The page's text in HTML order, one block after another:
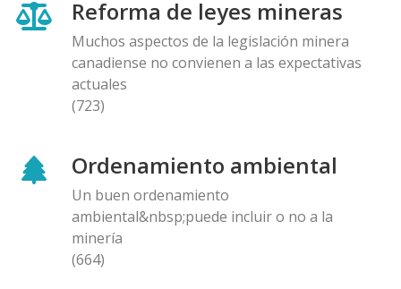
Reforma de leyes mineras
Muchos aspectos de la legislación minera
canadiense no convienen a las expectativas
actuales
(723)
Ordenamiento ambiental
Un buen ordenamiento
ambiental&nbsp;puede incluir o no a la
minería
(664)